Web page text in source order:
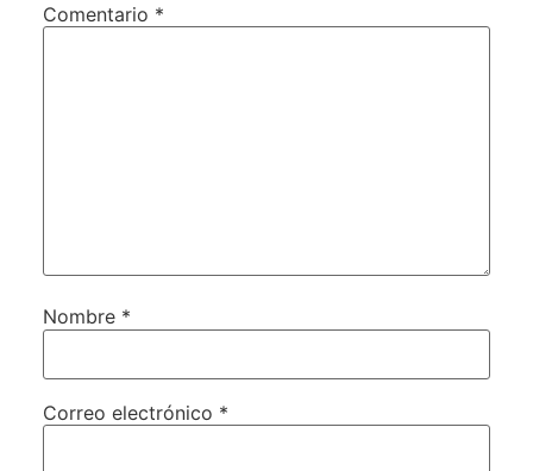
Comentario *
Nombre *
Correo electrónico *